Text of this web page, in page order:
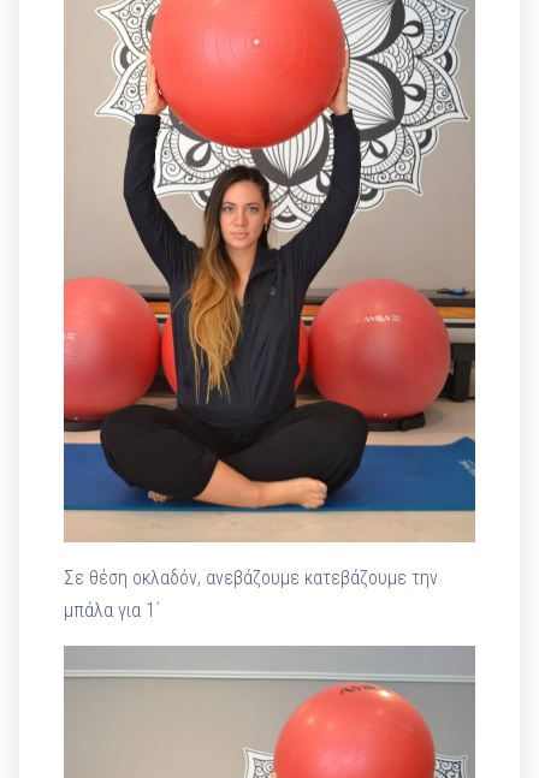
Σε θέση οκλαδόν, ανεβάζουμε κατεβάζουμε την
μπάλα για 1΄